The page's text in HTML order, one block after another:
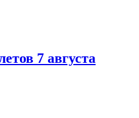
7 августа